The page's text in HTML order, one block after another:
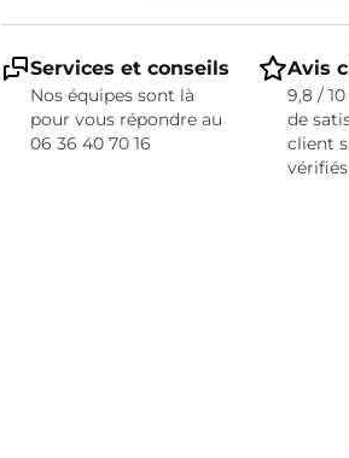
Services et conseils
Nos équipes sont là
pour vous répondre au
06 36 40 70 16
Avis
9,8 /
de
client
vérifiés